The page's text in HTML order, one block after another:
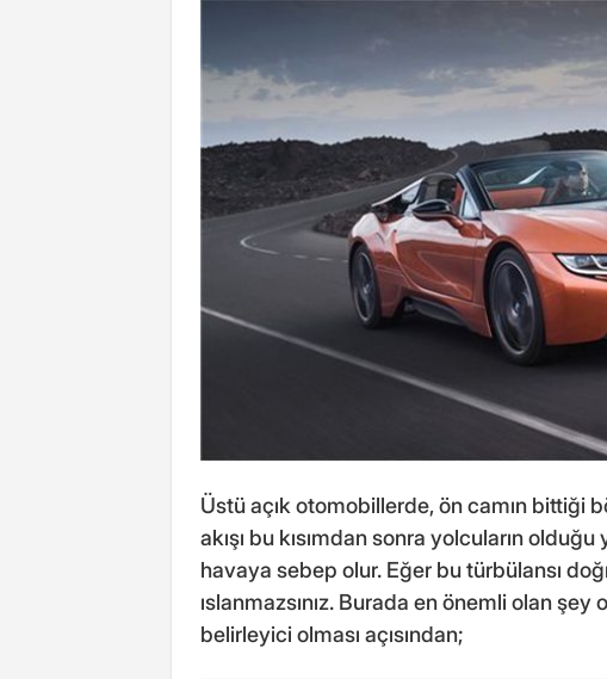
Üstü açık otomobillerde, ön camın bittiği
akışı bu kısımdan sonra yolcuların
havaya sebep olur. Eğer bu türbülansı
ıslanmazsınız. Burada en önemli olan şey
belirleyici olması açısından;